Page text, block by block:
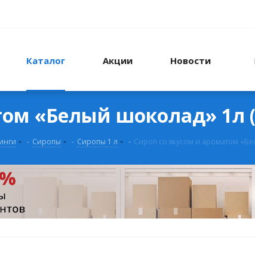
Каталог Акции Новости
«Белый шоколад» 1л
- Сиропы - Сиропы 1 л - Сироп со вкусом и ароматом